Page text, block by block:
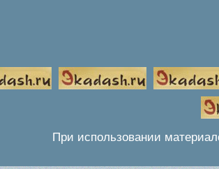
При использовании